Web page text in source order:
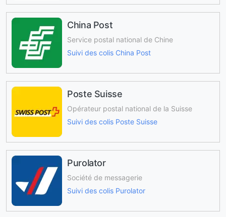
China Post
Service postal national de Chine
Suivi des colis China Post
Poste Suisse
Opérateur postal national de la Suisse
Suivi des colis Poste Suisse
Purolator
Société de messagerie
Suivi des colis Purolator